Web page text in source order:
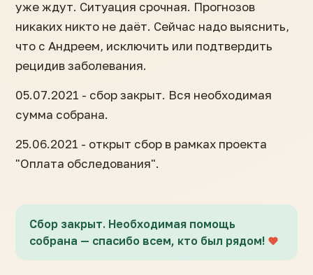
уже ждут. Ситуация срочная. Прогнозов
никаких никто не даёт. Сейчас надо выяснить,
что с Андреем, исключить или подтвердить
рецидив заболевания.
05.07.2021 - сбор закрыт. Вся необходимая
сумма собрана.
25.06.2021 - открыт сбор в рамках проекта
"Оплата обследования".
Сбор закрыт. Необходимая помощь
собрана — спасибо всем, кто был рядом!